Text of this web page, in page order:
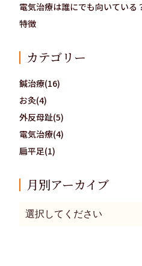
電気治療は誰にでも向いている
特徴
カテゴリー
鍼治療(16)
お灸(4)
外反母趾(5)
電気治療(4)
扁平足(1)
月別アーカイブ